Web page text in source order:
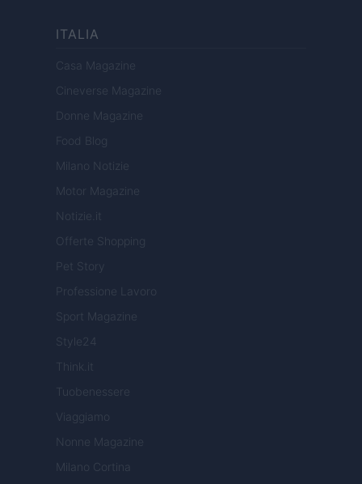
ITALIA
Casa Magazine
Cineverse Magazine
Donne Magazine
Food Blog
Milano Notizie
Motor Magazine
Notizie.it
Offerte Shopping
Pet Story
Professione Lavoro
Sport Magazine
Style24
Think.it
Tuobenessere
Viaggiamo
Nonne Magazine
Milano Cortina